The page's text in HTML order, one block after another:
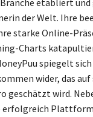
etabliert
der Welt. Ihre
starke Online-
Charts
spiegelt
wider, das
geschätzt wird.